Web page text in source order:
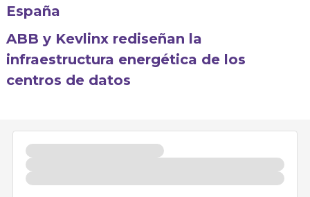
España
ABB y Kevlinx rediseñan la
infraestructura energética de los
centros de datos